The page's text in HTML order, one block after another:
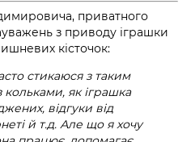
приватного
з приводу іграшки
кісточок:
стикаюся з таким
кольками, якіграшка
відгуки від
й т.д. Але що я хочу